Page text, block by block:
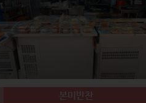
본미반찬